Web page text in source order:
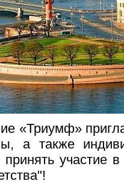
«Триумф»
а также
участие